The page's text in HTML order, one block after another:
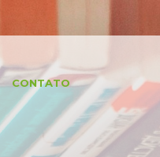
CONTATO